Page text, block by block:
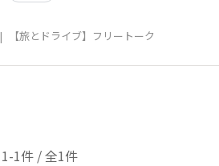
| 【旅とドライブ】フリートーク
1-1件 / 全1件